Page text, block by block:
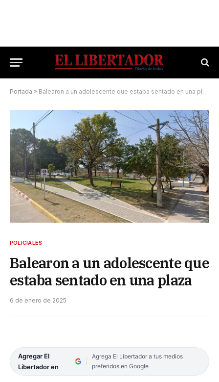
Portada » Balearon a un adolescente que estaba sentado en una plaza
POLICIALES
Balearon a un adolescente que
estaba sentado en una plaza
6 de enero de 2025
Agregar El
Libertador en
Agrega El Libertador a tus medios
preferidos en Google